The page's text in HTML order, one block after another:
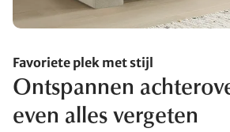
Favoriete plek met stijl
Ontspannen
even alles vergeten